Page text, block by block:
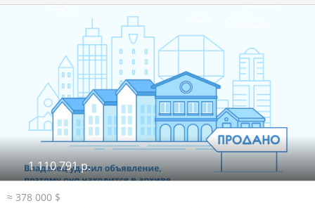
1 110 791 р.
≈ 378 000 $